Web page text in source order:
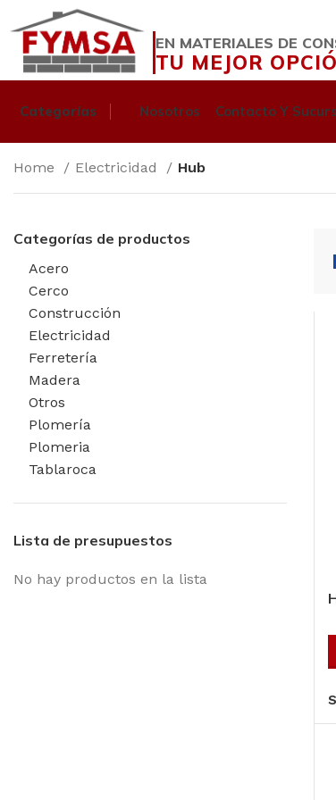
EN MATERIALES DE
TU MEJOR
Categorías Nosotros Contacto Y
Home Electricidad Hub
Categorías de productos
Acero
Cerco
Construcción
Electricidad
Ferretería
Madera
Otros
Plomería
Plomeria
Tablaroca
Lista de presupuestos
No hay productos en la lista